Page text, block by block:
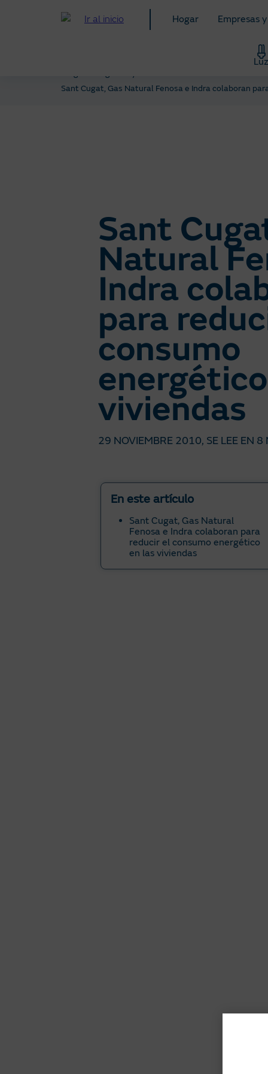
Hogar Empresas
Luz
Sant Cugat, Gas Natural Fenosa e Indra colaboran
Sant
Natural
Indra
para
consumo
viviendas
29 NOVIEMBRE 2010, SE LEE EN 8
En este artículo
Sant Cugat, Gas Natural
Fenosa e Indra colaboran para
reducir el consumo energético
en las viviendas